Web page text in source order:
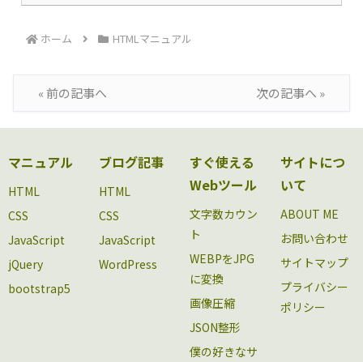
ホーム HTMLマニュアル
« 前の記事へ 次の記事へ »
マニュアル
HTML
CSS
JavaScript
jQuery
bootstrap5
ブログ記事
HTML
CSS
JavaScript
WordPress
すぐ使える
Webツール
文字数カウン
ト
WEBPをJPG
に変換
画像圧縮
JSON整形
僕の好きなサ
サイトにつ
いて
ABOUT ME
お問い合わせ
サイトマップ
プライバシー
ポリシー